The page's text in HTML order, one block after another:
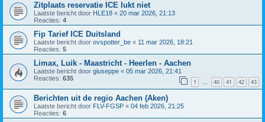
Zitplaats reservatie ICE lukt niet
Laatste bericht door HLE18 « 20 mar 2026, 21:13
Reacties: 4
Fip Tarief ICE Duitsland
Laatste bericht door ovspotter_be « 11 mar 2026, 18:21
Reacties: 5
Limax, Luik - Maastricht - Heerlen - Aachen
Laatste bericht door giuseppe « 05 mar 2026, 21:41
Reacties: 635 1 … 40 41 42 43
Berichten uit de regio Aachen (Aken)
Laatste bericht door FLV-FGSP « 04 feb 2026, 21:25
Reacties: 6